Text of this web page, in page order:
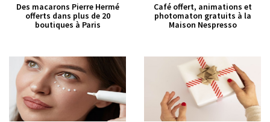
Des macarons Pierre Hermé
offerts dans plus de 20
boutiques à Paris
Café offert, animations et
photomaton gratuits à la
Maison Nespresso